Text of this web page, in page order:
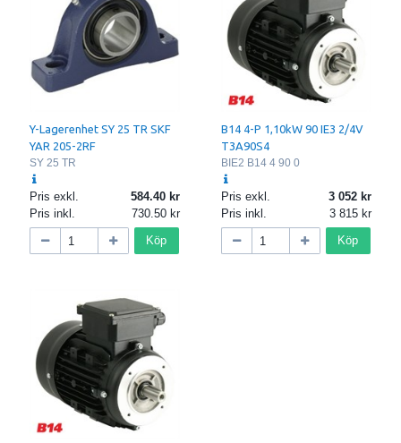
Y-Lagerenhet SY 25 TR SKF
YAR 205-2RF
SY 25 TR
Pris exkl.
584.40
Pris inkl.
730.50
Köp
B14 4-P 1,10kW 90 IE3 2/4V
T3A90S4
BIE2 B14 4 90 0
Pris exkl.
3 052
Pris inkl.
3 815
Köp